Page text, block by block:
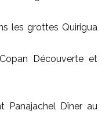
les grottes Quirigua
Découverte et
Panajachel Dîner au